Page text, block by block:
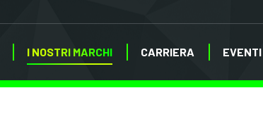
I NOSTRI MARCHI CARRIERA EVENTI
I NOSTRI MARCHI CARRIERA EVENTI